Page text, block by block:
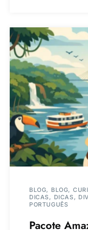
BLOG BLOG
DICAS
DICAS
PORTUGUÊS
Pacote